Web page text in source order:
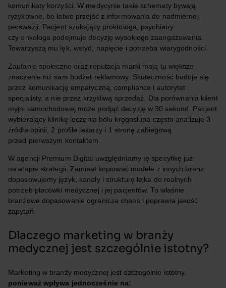
komunikaty korzyści. W medycynie takie schematy bywają
ryzykowne, bo łatwo przejść z informowania do nadmiernej
perswazji. Pacjent szukający proktologa, psychiatry
czy onkologa podejmuje decyzję wysokiego zaangażowania.
Towarzyszą mu lęk, wstyd, napięcie i potrzeba wiarygodności.
Zaufanie społeczne oraz reputacja marki mają tu większe
znaczenie niż sam budżet reklamowy. Skuteczność buduje się
przez komunikację empatyczną, compliance i autorytet
specjalisty, a nie przez krzykliwą sprzedaż. Dla porównania klient
myjni samochodowej może podjąć decyzję w 30 sekund. Pacjent
wybierający klinikę leczenia bólu kręgosłupa często analizuje 3
źródła opinii, 2 profile lekarzy i 1 stronę zabiegową
przed pierwszym kontaktem.
W agencji Premium Digital uwzględniamy tę specyfikę już
na etapie strategii. Zamiast kopiować modele z innych branż,
dopasowujemy język, kanały i strukturę lejka do realnych
potrzeb placówki medycznej i jej pacjentów. To właśnie
branżowe dopasowanie ogranicza chaos i poprawia jakość
zapytań.
Dlaczego marketing w branży
medycznej jest szczególnie istotny?
Marketing w branży medycznej jest szczególnie istotny,
ponieważ wpływa jednocześnie na: